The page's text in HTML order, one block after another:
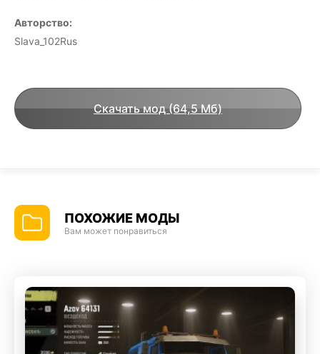
Авторство:
Slava_102Rus
Скачать мод (64,5 Мб)
ПОХОЖИЕ МОДЫ
Вам может понравиться